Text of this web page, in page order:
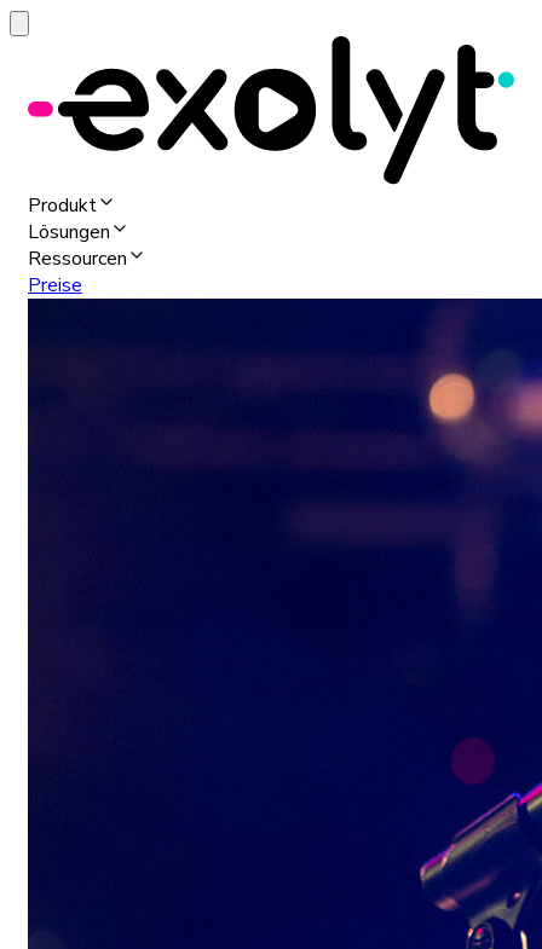
Produkt
Lösungen
Ressourcen
Preise